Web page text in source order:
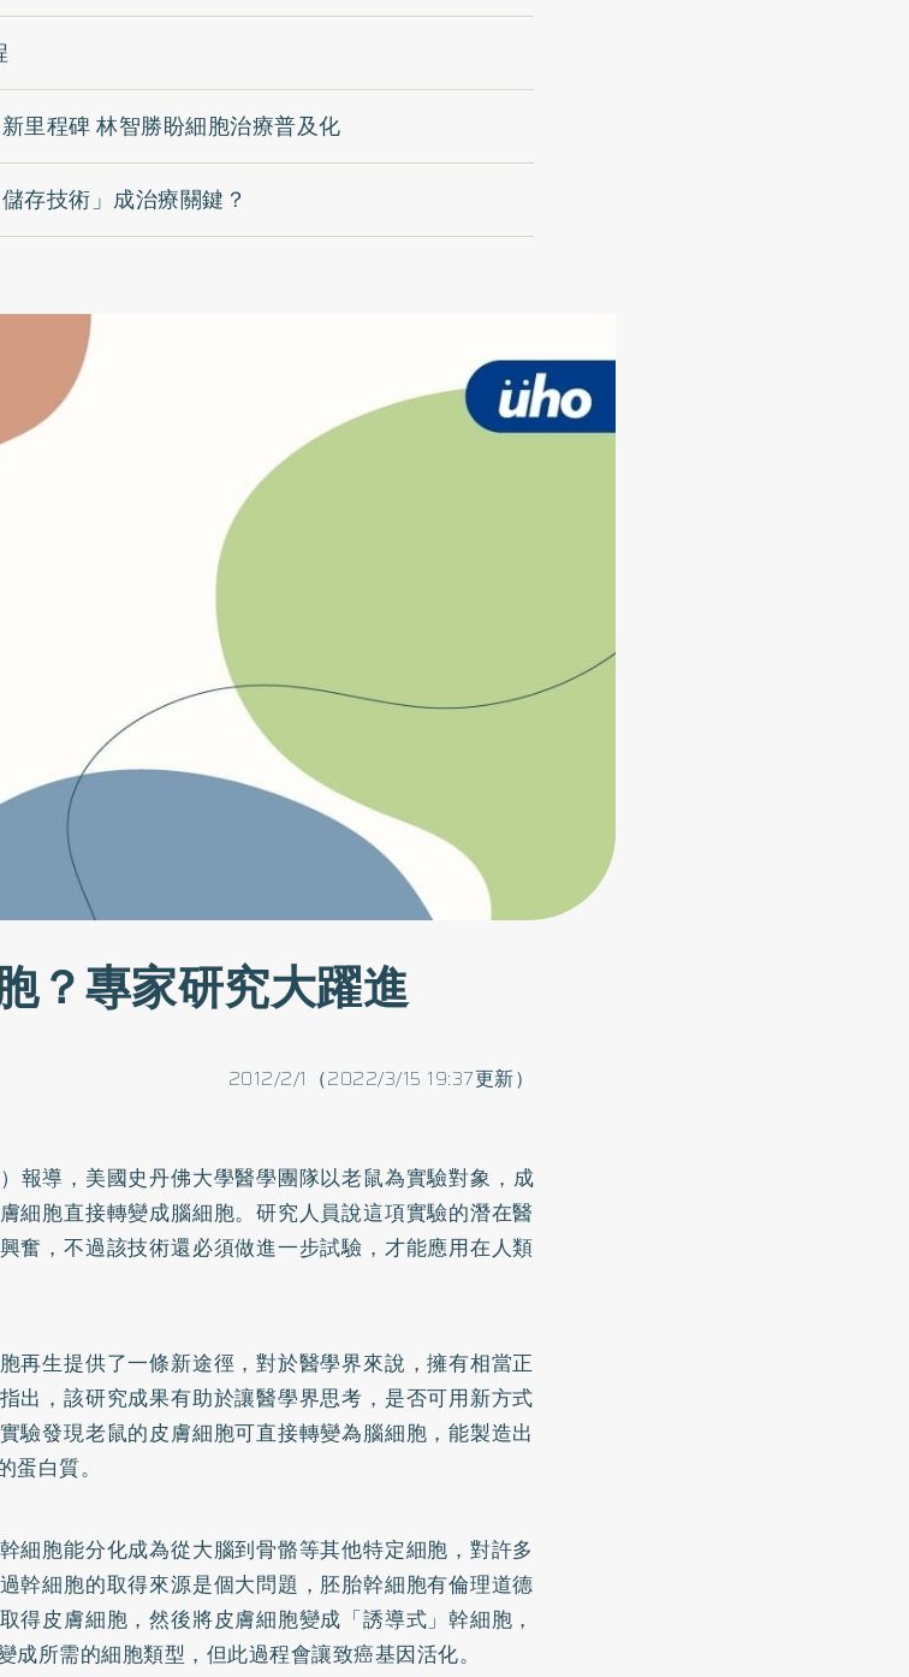
里程碑 林智勝盼細胞治療普及化
存技術」成治療關鍵？
？專家研究大躍進
2012/2/1（2022/3/15 19:37更新）
報導，美國史丹佛大學醫學團隊以老鼠為實驗對象，成
細胞直接轉變成腦細胞。研究人員說這項實驗的潛在醫
奮，不過該技術還必須做進一步試驗，才能應用在人類
再生提供了一條新途徑，對於醫學界來說，擁有相當正
出，該研究成果有助於讓醫學界思考，是否可用新方式
驗發現老鼠的皮膚細胞可直接轉變為腦細胞，能製造出
白質。
細胞能分化成為從大腦到骨骼等其他特定細胞，對許多
幹細胞的取得來源是個大問題，胚胎幹細胞有倫理道德
得皮膚細胞，然後將皮膚細胞變成「誘導式」幹細胞，
成所需的細胞類型，但此過程會讓致癌基因活化。